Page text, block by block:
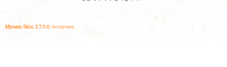
Mynem Skin 2.7.3© Armynem